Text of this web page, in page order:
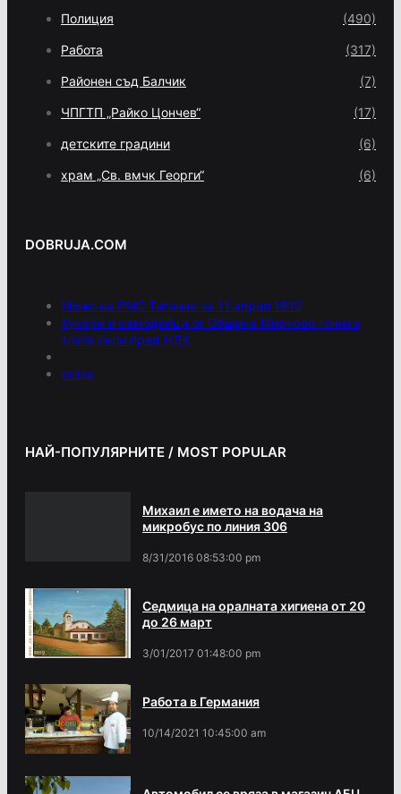
Полиция (490)
Работа (317)
Районен съд Балчик (7)
ЧПГТП „Райко Цончев“ (17)
детските градини (6)
храм „Св. вмчк Георги“ (6)
DOBRUJA.COM
Меню на РМС Титаник за 11 април 1912
Кукери и самодейци от Община Мирково гониха
злите сили пред НДК
press
НАЙ-ПОПУЛЯРНИТЕ / MOST POPULAR
Михаил е името на водача на
микробус по линия 306
8/31/2016 08:53:00 pm
Седмица на оралната хигиена от 20
до 26 март
3/01/2017 01:48:00 pm
Работа в Германия
10/14/2021 10:45:00 am